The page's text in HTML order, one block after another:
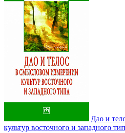
Дао и
культур восточного и западного